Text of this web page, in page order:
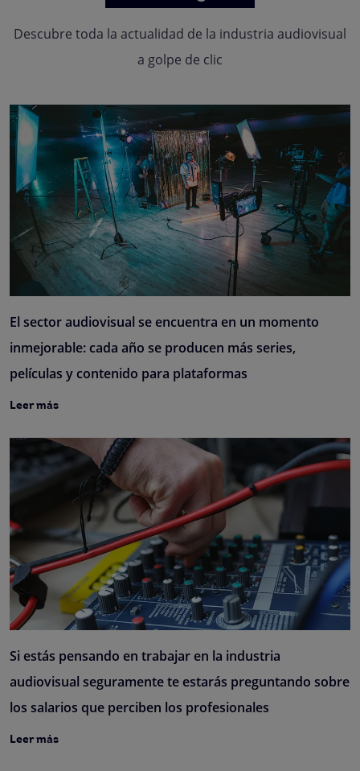
Descubre toda la actualidad de la industria audiovisual
a golpe de clic
El sector audiovisual se encuentra en un momento
inmejorable: cada año se producen más series,
películas y contenido para plataformas
Leer más
Si estás pensando en trabajar en la industria
audiovisual seguramente te estarás preguntando sobre
los salarios que perciben los profesionales
Leer más